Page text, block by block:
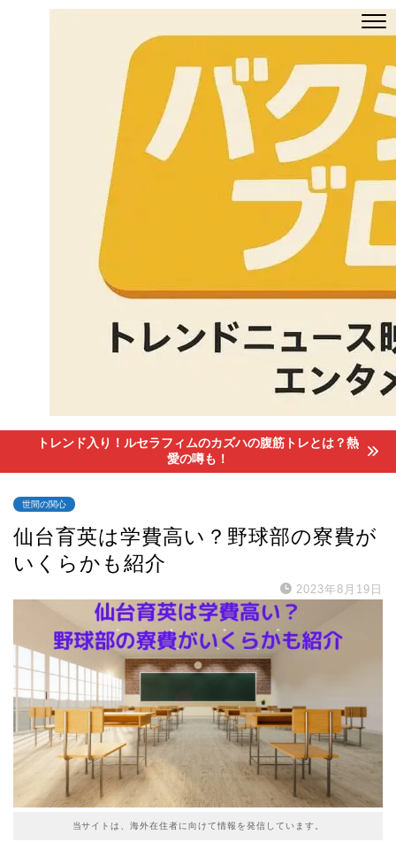
トレンド入り！ルセラフィムのカズハの腹筋トレとは？熱
愛の噂も！
世間の関心
仙台育英は学費高い？野球部の寮費が
いくらかも紹介
2023年8月19日
当サイトは、海外在住者に向けて情報を発信しています。